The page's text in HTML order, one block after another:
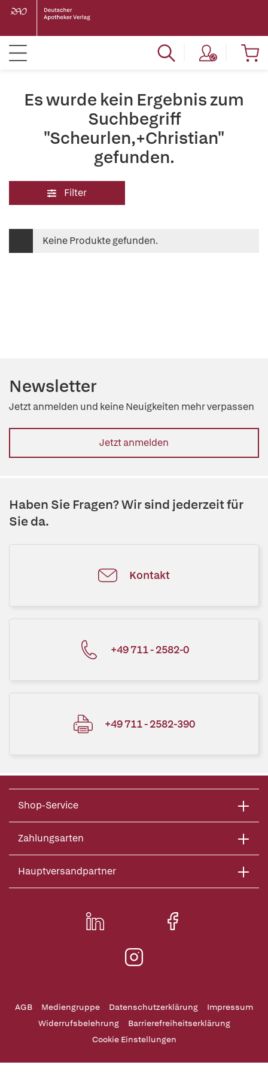
Es wurde kein Ergebnis zum
Suchbegriff
"Scheurlen,+Christian"
gefunden.
Filter
Keine Produkte gefunden.
Newsletter
Jetzt anmelden und keine Neuigkeiten mehr verpassen
Jetzt anmelden
Haben Sie Fragen? Wir sind jederzeit für
Sie da.
Kontakt
+49 711 - 2582-0
+49 711 - 2582-390
Shop-Service
Zahlungsarten
Hauptversandpartner
AGB Mediengruppe Datenschutzerklärung
Impressum
Widerrufsbelehrung
Barrierefreiheitserklärung
Cookie Einstellungen